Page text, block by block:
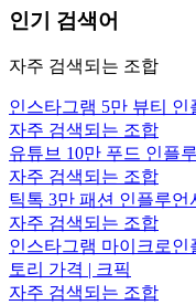
인기 검색어
자주 검색되는 조합
인스타그램 5만 뷰티 인
자주 검색되는 조합
유튜브 10만 푸드 인플
자주 검색되는 조합
틱톡 3만 패션 인플루언
자주 검색되는 조합
인스타그램 마이크로
토리 가격 | 크픽
자주 검색되는 조합